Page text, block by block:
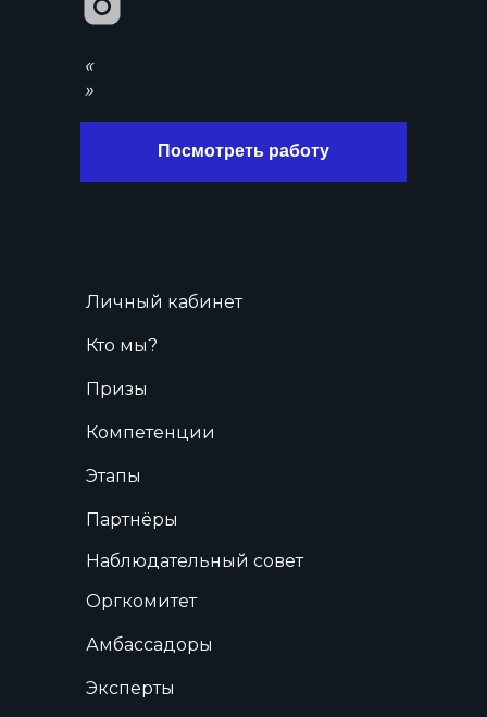
«
»
Посмотреть работу
Личный кабинет
Кто мы?
Призы
Компетенции
Этапы
Партнёры
Наблюдательный совет
Оргкомитет
Амбассадоры
Эксперты